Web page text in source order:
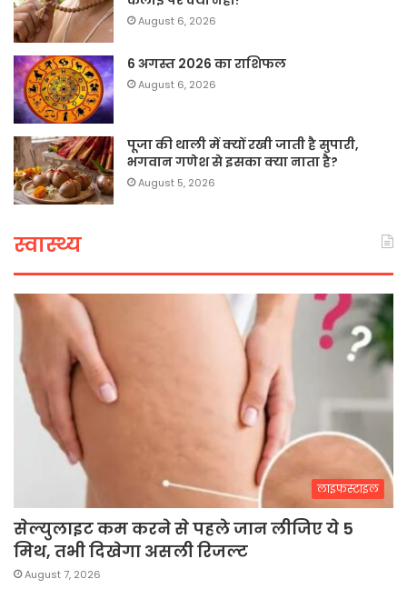
August 6, 2026
6 अगस्त 2026 का राशिफल
August 6, 2026
पूजा की थाली में क्यों रखी जाती है सुपारी,
भगवान गणेश से इसका क्या नाता है?
August 5, 2026
स्वास्थ्य
लाइफस्टाइल
सेल्युलाइट कम करने से पहले जान लीजिए ये 5
मिथ, तभी दिखेगा असली रिजल्ट
August 7, 2026